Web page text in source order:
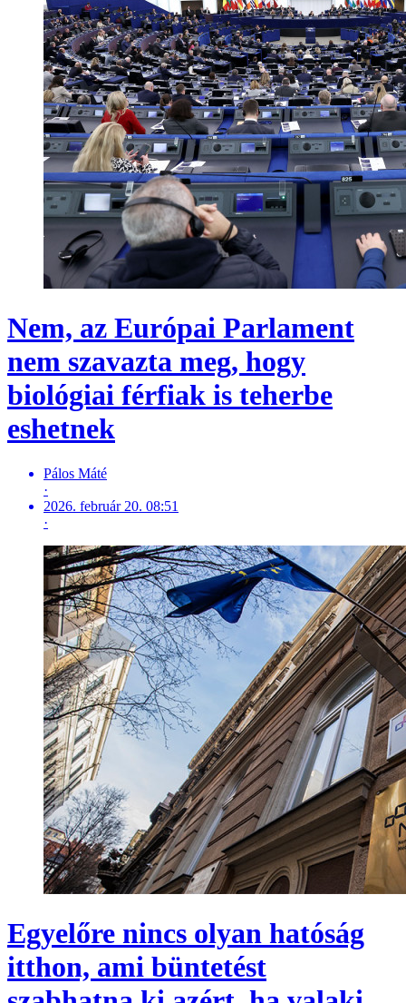
Nem, az Európai Parlament
nem szavazta meg, hogy
biológiai férfiak is teherbe
eshetnek
Pálos Máté
·
2026. február 20. 08:51
·
Egyelőre nincs olyan hatóság
itthon, ami büntetést